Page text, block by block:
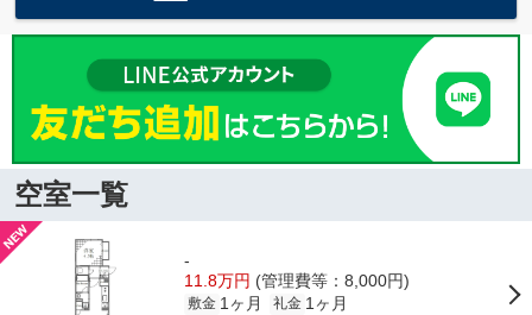
空室一覧
-
11.8万円 (管理費等：8,000円)
敷金 1ヶ月 礼金 1ヶ月